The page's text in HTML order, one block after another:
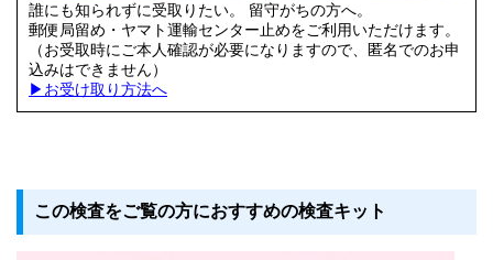
誰にも知られずに受取りたい。 留守がちの方へ。
郵便局留め・ヤマト運輸センター止めをご利用いただけます。
（お受取時にご本人確認が必要になりますので、匿名でのお申
込みはできません）
▶︎お受け取り方法へ
この検査をご覧の方におすすめの検査キット